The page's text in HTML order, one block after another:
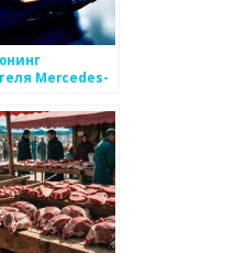
Mercedes-